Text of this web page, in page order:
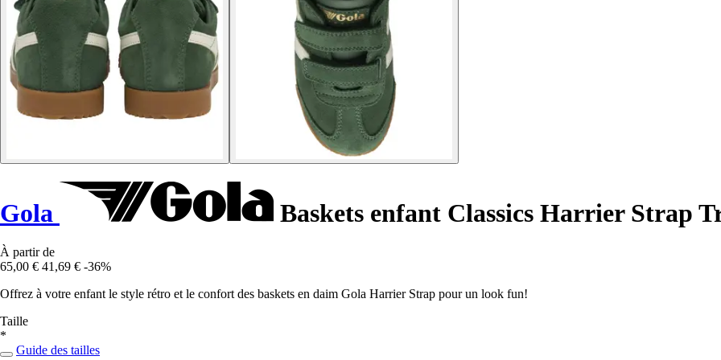
Gola Baskets enfant Classics Harrier Strap
À partir de
65,00 € 41,69 € -36%
Offrez à votre enfant le style rétro et le confort des baskets en daim Gola Harrier Strap pour un look fun!
Taille
*
Guide des tailles